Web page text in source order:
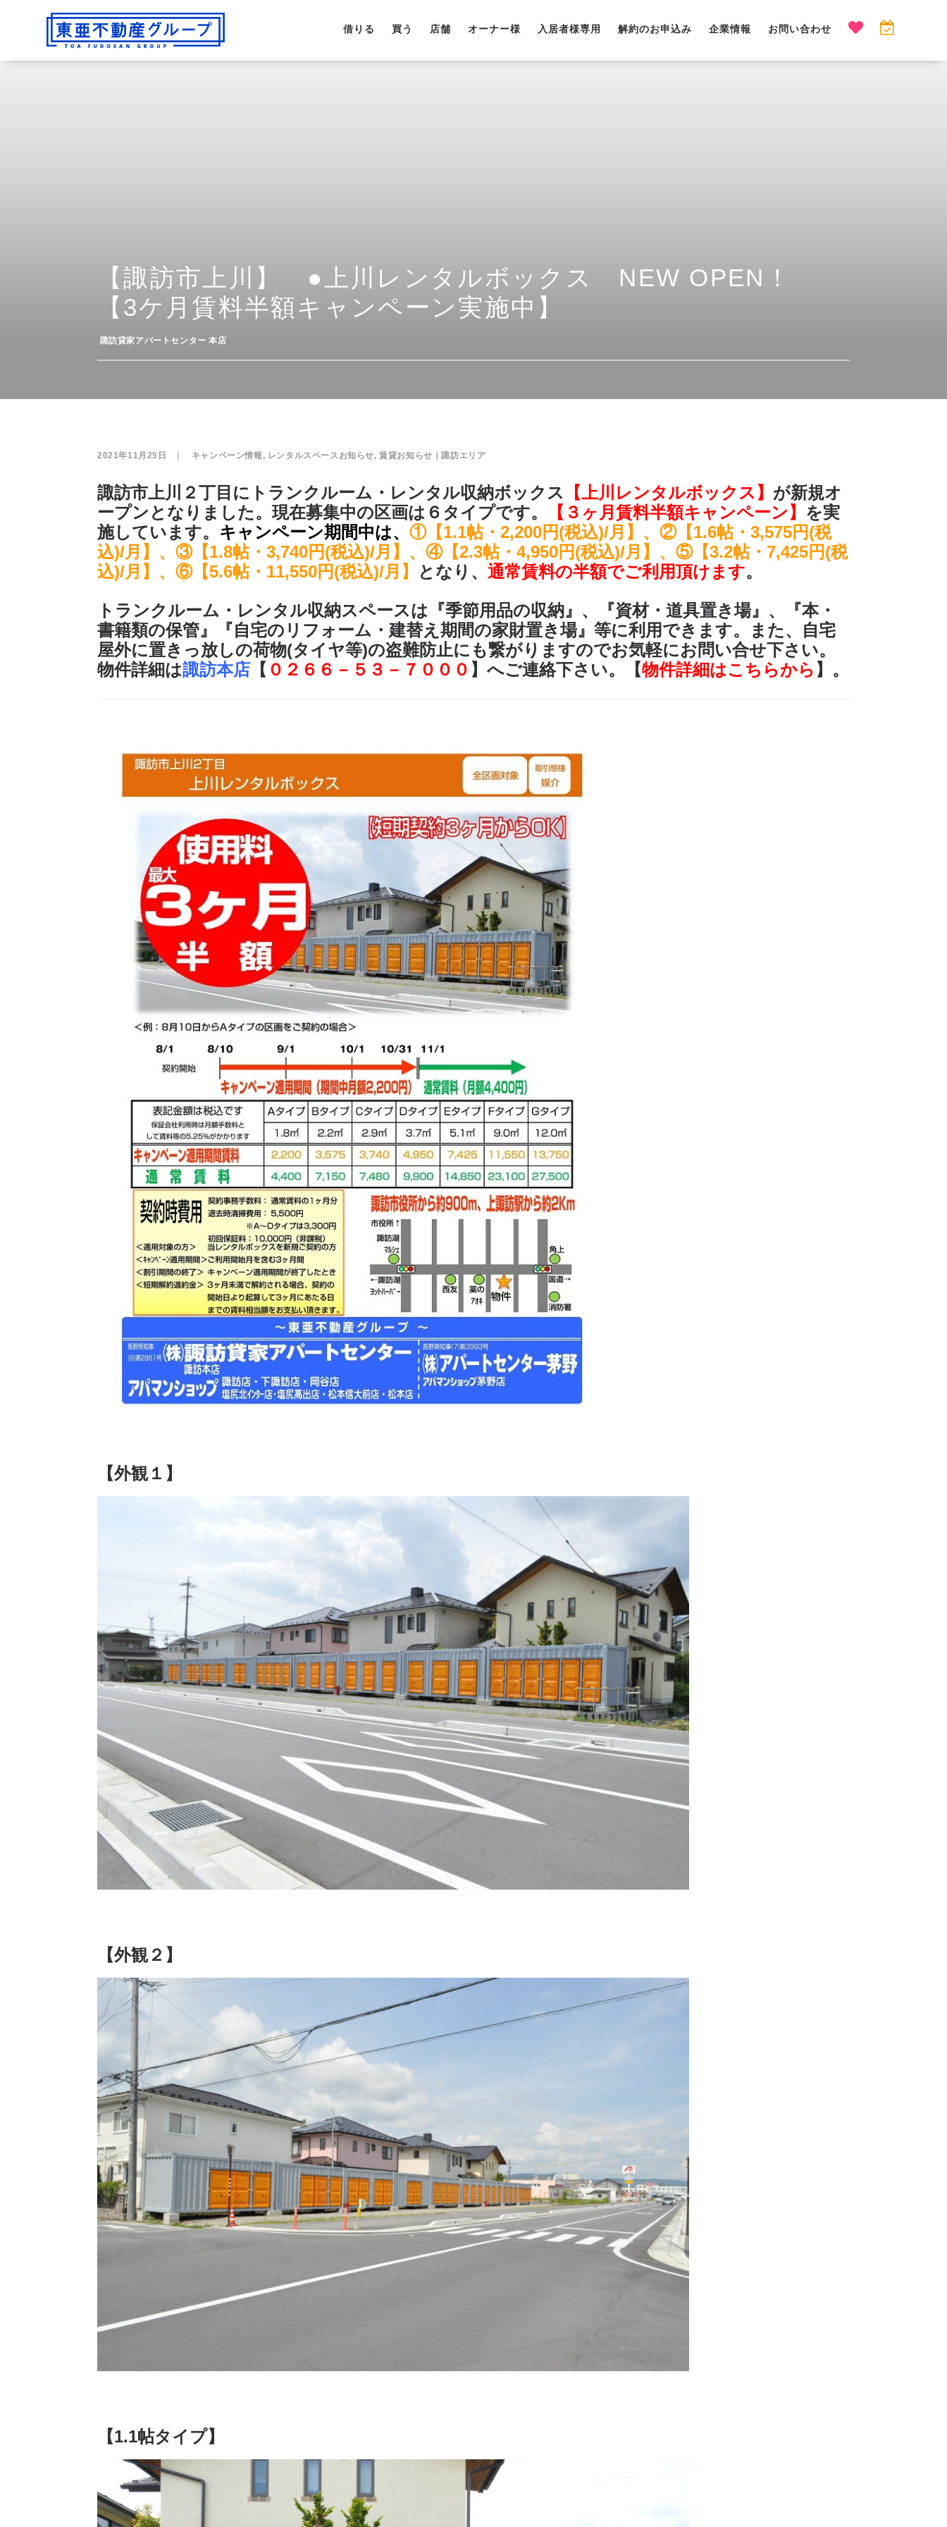
借りる 買う 店舗 オーナー様 入居者様専用 解約のお申込み 企業情報 お問い合わせ
【諏訪市上川】 ●上川レンタルボックス NEW OPEN！
【3ケ月賃料半額キャンペーン実施中】
諏訪貸家アパートセンター 本店
2021年11月25日 キャンペーン情報 , レンタルスペースお知らせ,賃貸お知らせ｜諏訪エリア
諏訪市上川２丁目にトランクルーム・レンタル収納ボックス 【上川レンタルボックス】 が新規オ
ープンとなりました。現在募集中の区画は６タイプです。
【３ヶ月賃料半額キャンペーン】 を実
施しています。 キャンペーン期間中は、 ①【1.1帖・2,200円(税込)/月】、②【1.6帖・3,575円(税
込)/月】、③【1.8帖・3,740円(税込)/月】、④【2.3帖・4,950円(税込)/月】、⑤【3.2帖・7,425円(税
込)/月】、⑥【5.6帖・11,550円(税込)/月】
となり、 通常賃料の半額でご利用頂けます。
トランクルーム・レンタル収納スペースは 『季節用品の収納』、『資材・道具置き場』、『本・
書籍類の保管』『自宅のリフォーム・建替え期間の家財置き場』 等に利用できます。また、自宅
屋外に置きっ放しの荷物(タイヤ等)の盗難防止にも繋がりますのでお気軽にお問い合せ下さい。
物件詳細は諏訪本店 【 ０２６６－５３－７０００ 】へご連絡下さい。【物件詳細はこちらから 】。
【外観１】
【外観２】
【1.1帖タイプ】